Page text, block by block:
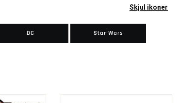
Skjul ikoner
DC Star Wars